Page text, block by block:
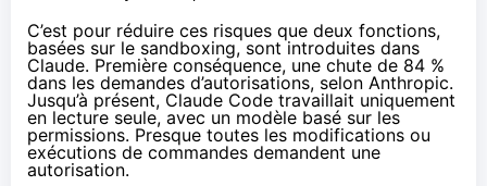
C’est pour réduire ces risques que deux fonctions,
basées sur le sandboxing, sont introduites dans
Claude. Première conséquence, une chute de 84 %
dans les demandes d’autorisations, selon Anthropic.
Jusqu’à présent, Claude Code travaillait uniquement
en lecture seule, avec un modèle basé sur les
permissions. Presque toutes les modifications ou
exécutions de commandes demandent une
autorisation.